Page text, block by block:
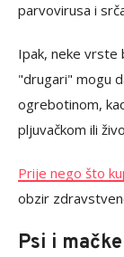
parvovirusa i
Ipak, neke vrste
"drugari" mogu
ogrebotinom,
pljuvačkom ili
Prije nego što
obzir
Psi i mačke